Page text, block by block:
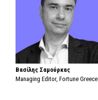
Βασίλης Σαμούρκας
Managing Editor, Fortune Greece